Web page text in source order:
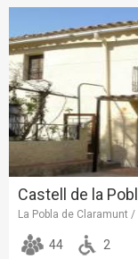
Castell de la
La Pobla de Claramunt /
44 2